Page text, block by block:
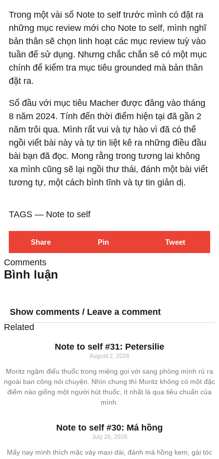
Trong một vài số Note to self trước mình có đặt ra
những mục review mới cho Note to self, mình nghĩ
bản thân sẽ chọn linh hoạt các mục review tuỳ vào
tuần để sử dụng. Nhưng chắc chắn sẽ có một mục
chính để kiểm tra mục tiêu grounded mà bản thân
đặt ra.
Số đầu với mục tiêu Macher được đăng vào tháng
8 năm 2024. Tính đến thời điểm hiện tại đã gần 2
năm trôi qua. Mình rất vui và tự hào vì đã có thể
ngồi viết bài này và tự tin liệt kê ra những điều đầu
bài bạn đã đọc. Mong rằng trong tương lai không
xa mình cũng sẽ lại ngồi thư thái, đánh một bài viết
tương tự, một cách bình tĩnh và tự tin giản dị.
TAGS ― Note to self
Share Pin Tweet
Comments
Bình luận
Show comments / Leave a comment
Related
Note to self #31: Petersilie
August 2, 2026
Moritz ngậm điếu thuốc trong miệng gọi với sang phòng mình rủ ra
ngoài ban công nói chuyện. Nhìn chung thì Moritz không có một đặc
điểm nào giống một người hút thuốc, ít nhất là qua tiêu chuẩn của
mình.
Note to self #30: Má hồng
July 26, 2026
Mấy nay mình thích mặc váy maxi dài, đánh má hồng kem, gài tóc